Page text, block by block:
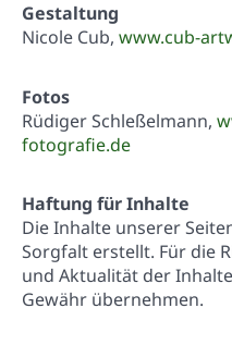
Gestaltung
Nicole Cub, www.cub-
Fotos
Rüdiger Schleßelmann,
fotografie.de
Haftung für Inhalte
Die Inhalte unserer
Sorgfalt erstellt. Für die
und Aktualität der
Gewähr übernehmen.